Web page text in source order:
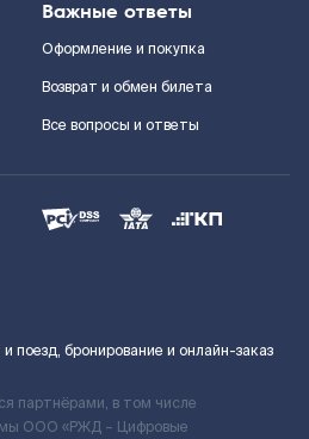
Важные ответы
Оформление и покупка
Возврат и обмен билета
Все вопросы и ответы
бронирование и онлайн-заказ
партнёрами, в том числе
ООО «РЖД – Цифровые